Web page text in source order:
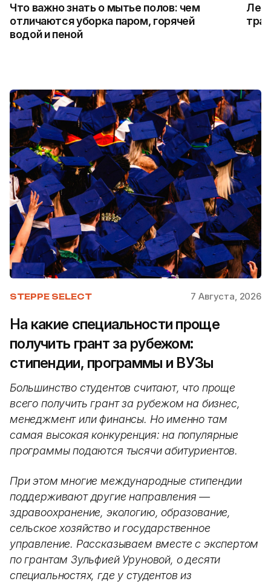
Что важно знать о мытье полов: чем
отличаются уборка паром, горячей
водой и пеной
STEPPE SELECT 7 Августа, 2026
На какие специальности проще
получить грант за рубежом:
стипендии, программы и ВУЗы
Большинство студентов считают, что проще
всего получить грант за рубежом на бизнес,
менеджмент или финансы. Но именно там
самая высокая конкуренция: на популярные
программы подаются тысячи абитуриентов.
При этом многие международные стипендии
поддерживают другие направления —
здравоохранение, экологию, образование,
сельское хозяйство и государственное
управление. Рассказываем вместе с экспертом
по грантам Зульфией Уруновой, о десяти
специальностях, где у студентов из